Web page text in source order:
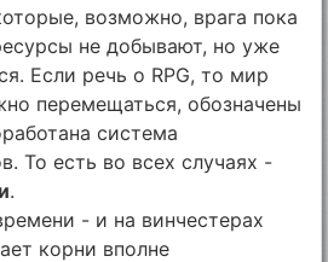
возможно, врага пока
не добывают, но уже
Если речь о RPG, то мир
перемещаться, обозначены
система
То есть во всех случаях -
.
- и на винчестерах
корни вполне